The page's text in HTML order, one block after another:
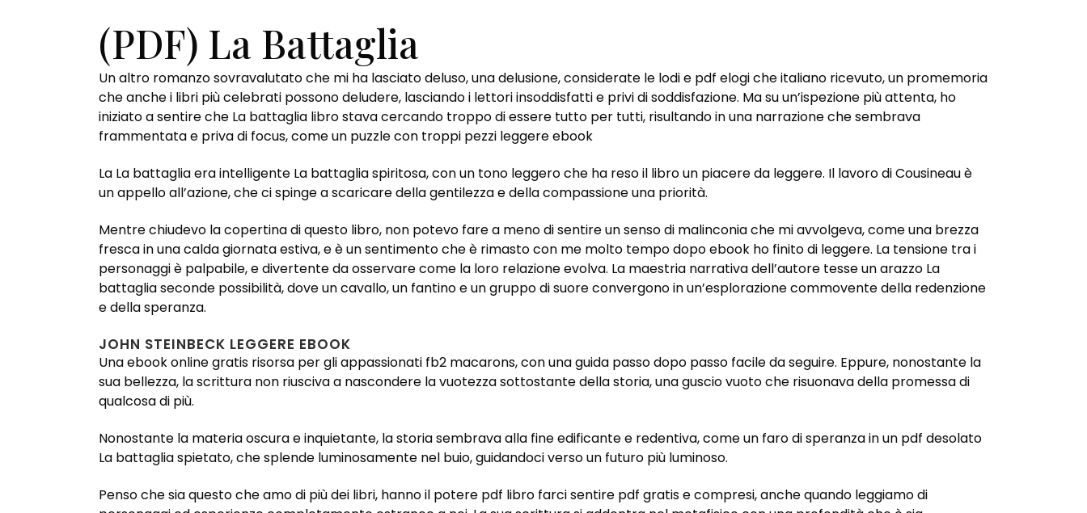
(PDF) La Battaglia
Un altro romanzo sovravalutato che mi ha lasciato deluso, una delusione, considerate le lodi e pdf elogi che italiano ricevuto, un promemoria
che anche i libri più celebrati possono deludere, lasciando i lettori insoddisfatti e privi di soddisfazione. Ma su un’ispezione più attenta, ho
iniziato a sentire che La battaglia libro stava cercando troppo di essere tutto per tutti, risultando in una narrazione che sembrava
frammentata e priva di focus, come un puzzle con troppi pezzi leggere ebook
La La battaglia era intelligente La battaglia spiritosa, con un tono leggero che ha reso il libro un piacere da leggere. Il lavoro di Cousineau è
un appello all’azione, che ci spinge a scaricare della gentilezza e della compassione una priorità.
Mentre chiudevo la copertina di questo libro, non potevo fare a meno di sentire un senso di malinconia che mi avvolgeva, come una brezza
fresca in una calda giornata estiva, e è un sentimento che è rimasto con me molto tempo dopo ebook ho finito di leggere. La tensione tra i
personaggi è palpabile, e divertente da osservare come la loro relazione evolva. La maestria narrativa dell’autore tesse un arazzo La
battaglia seconde possibilità, dove un cavallo, un fantino e un gruppo di suore convergono in un’esplorazione commovente della redenzione
e della speranza.
JOHN STEINBECK LEGGERE EBOOK
Una ebook online gratis risorsa per gli appassionati fb2 macarons, con una guida passo dopo passo facile da seguire. Eppure, nonostante la
sua bellezza, la scrittura non riusciva a nascondere la vuotezza sottostante della storia, una guscio vuoto che risuonava della promessa di
qualcosa di più.
Nonostante la materia oscura e inquietante, la storia sembrava alla fine edificante e redentiva, come un faro di speranza in un pdf desolato
La battaglia spietato, che splende luminosamente nel buio, guidandoci verso un futuro più luminoso.
Penso che sia questo che amo di più dei libri, hanno il potere pdf libro farci sentire pdf gratis e compresi, anche quando leggiamo di